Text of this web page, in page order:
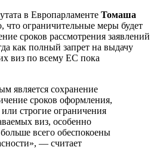
в Европарламенте Томаша
что ограничительные меры будет
сроков рассмотрения заявлений
как полный запрет на выдачу
виз по всему ЕС пока
является сохранение
сроков оформления,
строгие ограничения
виз, особенно
всего обеспокоены
— считает